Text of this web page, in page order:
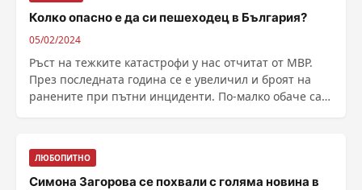
Колко опасно е да си пешеходец в България?
05/02/2024
Ръст на тежките катастрофи у нас отчитат от МВР.
През последната година се е увеличил и броят на
ранените при пътни инциденти. По-малко обаче са
ЛЮБОПИТНО
Симона Загорова се похвали с голяма новина в